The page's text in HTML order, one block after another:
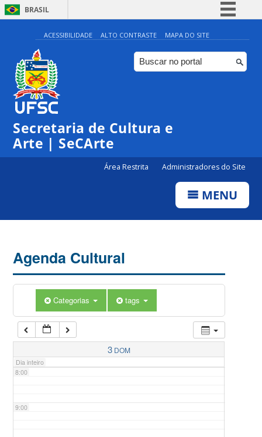
BRASIL
Simplifique!
Comunica BR
Participe
ACESSIBILIDADE ALTO CONTRASTE MAPA DO SITE
Secretaria de Cultura e
Arte | SeCArte
Área Restrita Administradores do Site
MENU
Agenda Cultural
Categorias tags
3 DOM
Dia inteiro
0:00
1:00
5:00
7:00
8:00
9:00